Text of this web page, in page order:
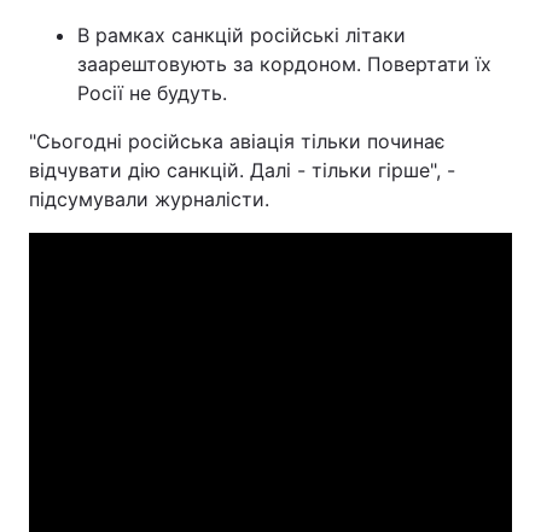
В рамках санкцій російські літаки
заарештовують за кордоном. Повертати їх
Росії не будуть.
"Сьогодні російська авіація тільки починає
відчувати дію санкцій. Далі - тільки гірше", -
підсумували журналісти.